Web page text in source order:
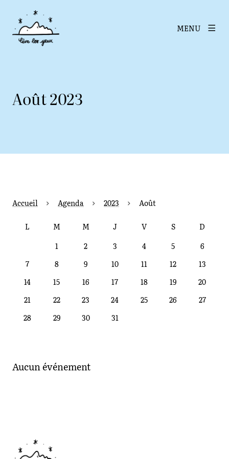
MENU
Août 2023
Accueil Agenda 2023 Août
1 2 3 4 5
6
7
8 9 10 11 12
13
14
15 16 17 18 19
20
21
22 23 24 25 26
27
28
29 30 31
Aucun événement